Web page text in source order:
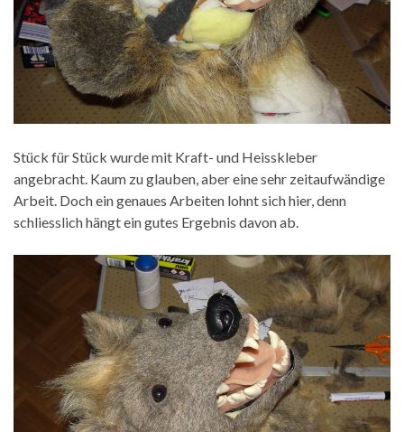
Stück für Stück wurde mit Kraft- und Heisskleber
angebracht. Kaum zu glauben, aber eine sehr zeitaufwändige
Arbeit. Doch ein genaues Arbeiten lohnt sich hier, denn
schliesslich hängt ein gutes Ergebnis davon ab.